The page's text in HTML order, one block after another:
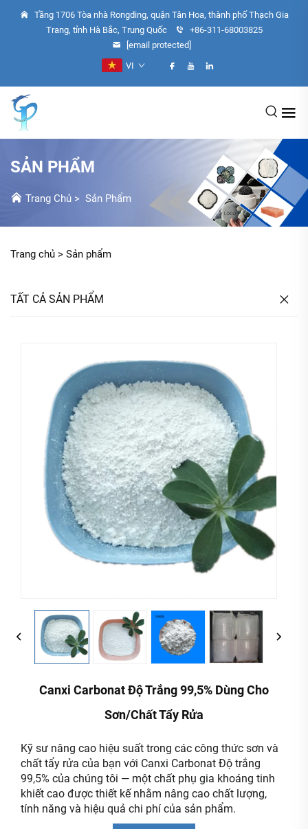
Tầng 1706 Tòa nhà Rongding, quận Tân Hoa, thành phố Thạch Gia
Trang, tỉnh Hà Bắc, Trung Quốc
+86-311-68003825
[email protected]
VI
SẢN PHẨM
Trang Chủ > Sản Phẩm
Trang chủ > Sản phẩm
TẤT CẢ SẢN PHẨM
Canxi Carbonat Độ Trắng 99,5% Dùng Cho
Sơn/chất Tẩy Rửa
Kỹ sư nâng cao hiệu suất trong các công thức sơn và
chất tẩy rửa của bạn với Canxi Carbonat Độ trắng
99,5% của chúng tôi — một chất phụ gia khoáng tinh
khiết cao được thiết kế nhằm nâng cao chất lượng,
tính năng và hiệu quả chi phí của sản phẩm.